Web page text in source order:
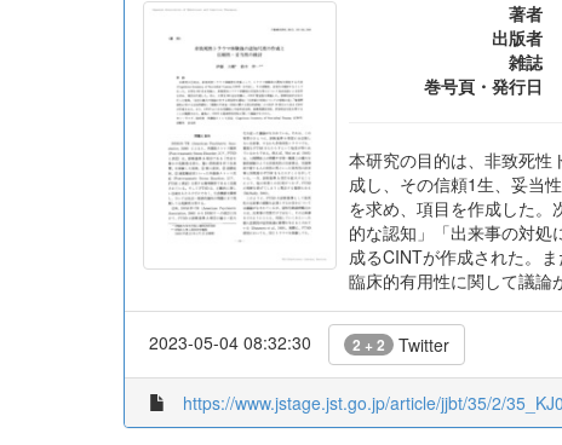
著者
出版者
雑誌
巻号頁・発行日
本研究の目的は、非致死
成し、その信頼1生、妥当
を求め、項目を作成した
的な認知」「出来事の対処
成るCINTが作成された。
臨床的有用性に関して議論
2023-05-04 08:32:30 2 + 2 Twitter
https://www.jstage.jst.go.jp/article/jjbt/35/2/